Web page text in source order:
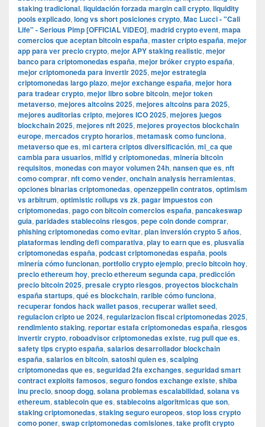
staking tradicional, liquidación forzada margin call crypto, liquidity
pools explicado, long vs short posiciones crypto, Mac Lucci - "Cali
Life" - Serious Pimp [OFFICIAL VIDEO], madrid crypto event, mapa
comercios que aceptan bitcoin españa, master cripto españa, mejor
app para ver precio crypto, mejor APY staking realistic, mejor
banco para criptomonedas españa, mejor bróker crypto españa,
mejor criptomoneda para invertir 2025, mejor estrategia
criptomonedas largo plazo, mejor exchange españa, mejor hora
para tradear crypto, mejor libro sobre bitcoin, mejor token
metaverso, mejores altcoins 2025, mejores altcoins para 2025,
mejores auditorias cripto, mejores ICO 2025, mejores juegos
blockchain 2025, mejores nft 2025, mejores proyectos blockchain
europe, mercados crypto horarios, metamask como funciona,
metaverso que es, mi cartera criptos diversificación, mi_ca que
cambia para usuarios, mifid y criptomonedas, minería bitcoin
requisitos, monedas con mayor volumen 24h, nansen que es, nft
como comprar, nft como vender, onchain analysis herramientas,
opciones binarias criptomonedas, openzeppelin contratos, optimism
vs arbitrum, optimistic rollups vs zk, pagar impuestos con
criptomonedas, pago con bitcoin comercios españa, pancakeswap
guia, paridades stablecoins riesgos, pepe coin donde comprar,
phishing criptomonedas como evitar, plan inversión crypto 5 años,
plataformas lending defi comparativa, play to earn que es, plusvalía
criptomonedas españa, podcast criptomonedas españa, pools
minería cómo funcionan, portfolio crypto ejemplo, precio bitcoin hoy,
precio ethereum hoy, precio ethereum segunda capa, predicción
precio bitcoin 2025, presale crypto riesgos, proyectos blockchain
españa startups, qué es blockchain, rarible cómo funciona,
recuperar fondos hack wallet pasos, recuperar wallet seed,
regulacion cripto ue 2024, regularizacion fiscal criptomonedas 2025,
rendimiento staking, reportar estafa criptomonedas españa, riesgos
invertir crypto, roboadvisor criptomonedas existe, rug pull que es,
safety tips crypto españa, salarios desarrollador blockchain
españa, salarios en bitcoin, satoshi quien es, scalping
criptomonedas que es, seguridad 2fa exchanges, seguridad smart
contract exploits famosos, seguro fondos exchange existe, shiba
inu precio, snoop dogg, solana problemas escalabilidad, solana vs
ethereum, stablecoin que es, stablecoins algoritmicas que son,
staking criptomonedas, staking seguro europeos, stop loss crypto
como poner, swap criptomonedas comisiones, take profit crypto